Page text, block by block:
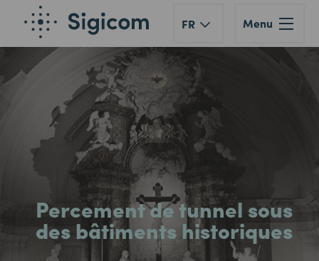
FR Menu
Percement de tunnel sous
des bâtiments historiques